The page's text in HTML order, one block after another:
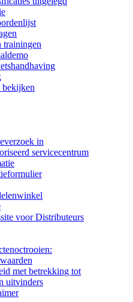
trainingen
bekijken
in
servicecentrum
voor Distributeurs
met betrekking tot
uitvinders